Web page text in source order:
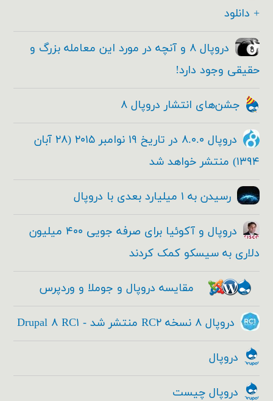
+ دانلود
دروپال ۸ و آنچه در مورد این معامله بزرگ و
حقیقی وجود دارد!
جشن‌های انتشار دروپال ۸
دروپال ۸.۰.۰ در تاریخ ۱۹ نوامبر ۲۰۱۵ (۲۸ آبان
۱۳۹۴) منتشر خواهد شد
رسیدن به ۱ میلیارد بعدی با دروپال
دروپال و آکوئیا برای صرفه جویی ۴۰۰ میلیون
دلاری به سیسکو کمک کردند
مقایسه دروپال و جوملا و وردپرس
دروپال ۸ نسخه RC۲ منتشر شد - Drupal ۸ RC۱
دروپال
دروپال چیست